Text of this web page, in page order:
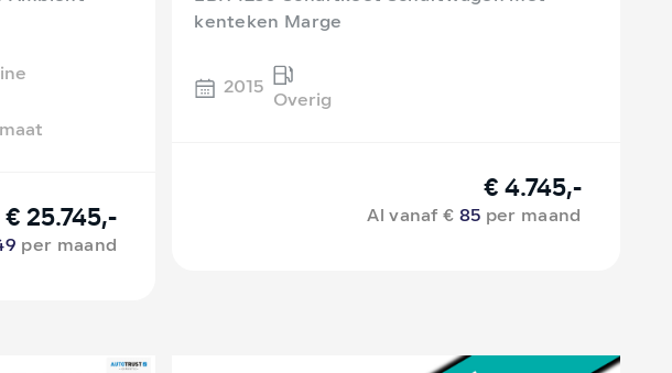
€ 25.745,-
per maand
kenteken Marge
2015 Overig
€ 4.745,-
Al vanaf € 85 per maand